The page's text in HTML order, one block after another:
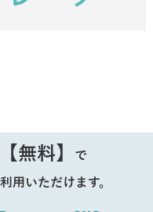
無料】 で
用いただけます。